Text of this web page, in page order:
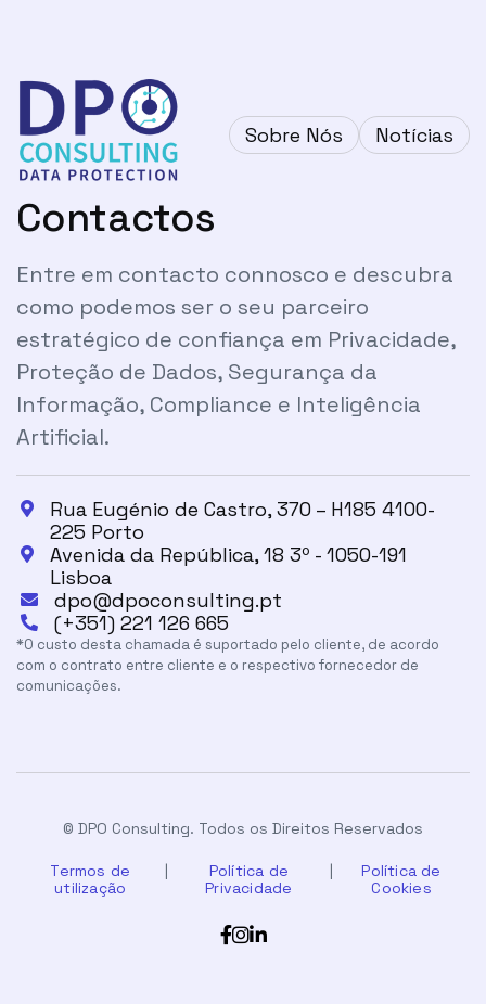
Sobre Nós Notícias
Contactos
Entre em contacto connosco e descubra
como podemos ser o seu parceiro
estratégico de confiança em Privacidade,
Proteção de Dados, Segurança da
Informação, Compliance e Inteligência
Artificial.

Rua Eugénio de Castro, 370 – H185 4100-
225 Porto

Avenida da República, 18 3º - 1050-191
Lisboa
 dpo@dpoconsulting.pt
 (+351) 221 126 665
*O custo desta chamada é suportado pelo cliente, de acordo
com o contrato entre cliente e o respectivo fornecedor de
comunicações.
© DPO Consulting. Todos os Direitos Reservados
Termos de
utilização
|
Política de
Privacidade
|
Política de
Cookies
